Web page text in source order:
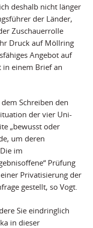
deshalb nicht länger
der Länder,
Zuschauerrolle
Druck auf Möllring
Angebot auf
in einem Brief an
Schreiben den
der vier Uni-
„bewusst oder
um deren
im
Prüfung
Privatisierung der
gestellt, so Vogt.
Sie eindringlich
in dieser